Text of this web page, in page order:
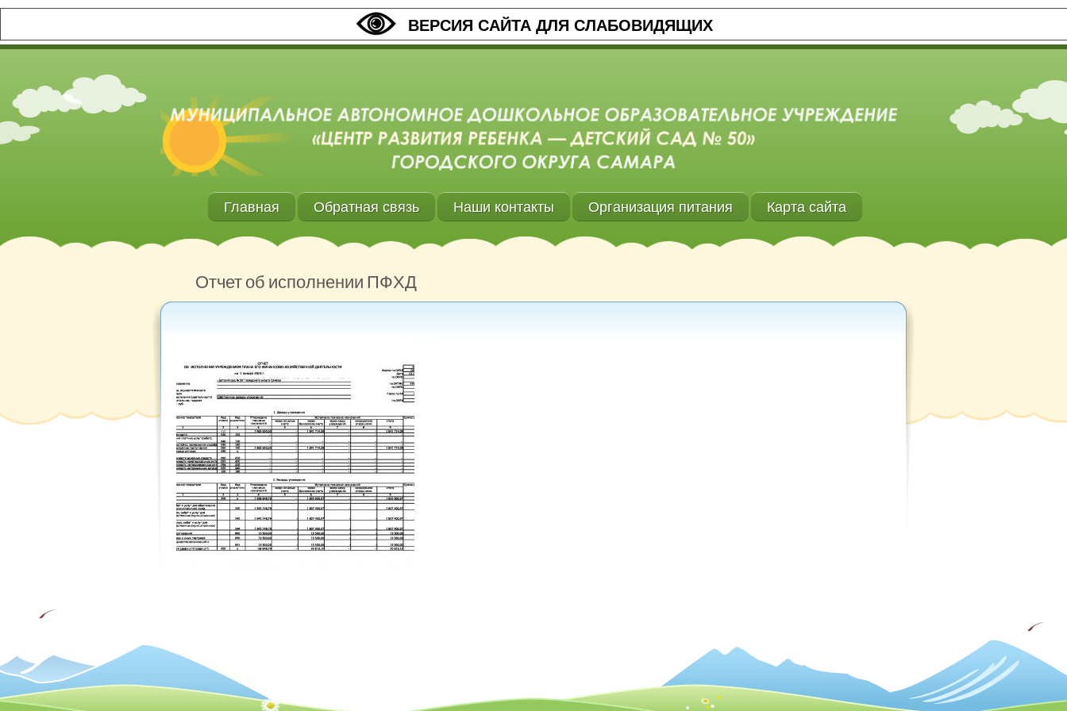
ВЕРСИЯ САЙТА ДЛЯ СЛАБОВИДЯЩИХ
Главная Обратная связь Наши контакты Организация питания Карта сайта
Отчет об исполнении ПФХД